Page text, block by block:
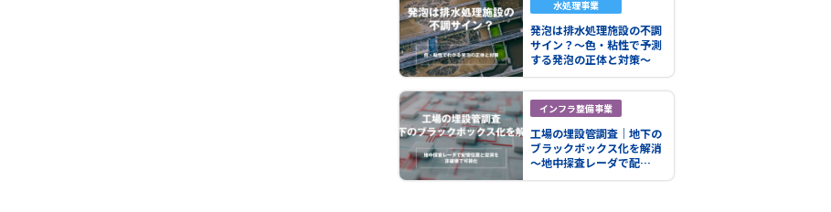
水処理事業
発泡は排水処理施設の不調
サイン？～色・粘性で予測
する発泡の正体と対策～
インフラ整備事業
工場の埋設管調査｜地下の
ブラックボックス化を解消
～地中探査レーダで配…